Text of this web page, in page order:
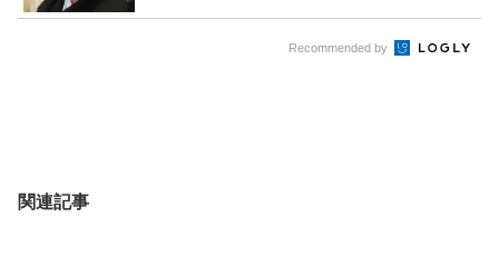
Recommended by
関連記事